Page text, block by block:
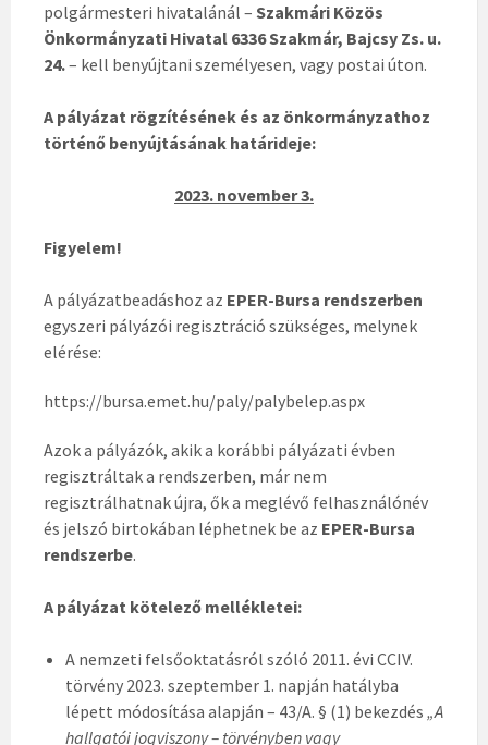
polgármesteri hivatalánál – Szakmári Közös
Önkormányzati Hivatal 6336 Szakmár, Bajcsy Zs. u.
24.– kell benyújtani személyesen, vagy postai úton.
A pályázat rögzítésének és az önkormányzathoz
történő benyújtásának határideje:
2023. november 3.
Figyelem!
A pályázatbeadáshoz az EPER-Bursa rendszerben
egyszeri pályázói regisztráció szükséges, melynek
elérése:
https://bursa.emet.hu/paly/palybelep.aspx
Azok a pályázók, akik a korábbi pályázati évben
regisztráltak a rendszerben, már nem
regisztrálhatnak újra, ők a meglévő felhasználónév
és jelszó birtokában léphetnek be az EPER-Bursa
rendszerbe.
A pályázat kötelező mellékletei:
A nemzeti felsőoktatásról szóló 2011. évi CCIV.
törvény 2023. szeptember 1. napján hatályba
lépett módosítása alapján – 43/A. § (1) bekezdés „A
hallgatói jogviszony – törvényben vagy